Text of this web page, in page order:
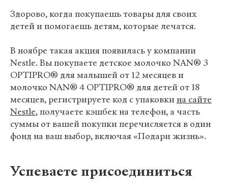
Здорово, когда покупаешь товары для своих
детей и помогаешь детям, которые лечатся.
В ноябре такая акция появилась у компании
Nestle. Вы покупаете детское молочко NAN® 3
OPTIPRO® для малышей от 12 месяцев и
молочко NAN® 4 OPTIPRO® для детей от 18
месяцев, регистрируете код с упаковкина сайте
Nestle, получаете кэшбек на телефон, а часть
суммы от вашей покупки перечисляется в один
фонд на ваш выбор, включая «Подари жизнь».
Успеваете присоединиться